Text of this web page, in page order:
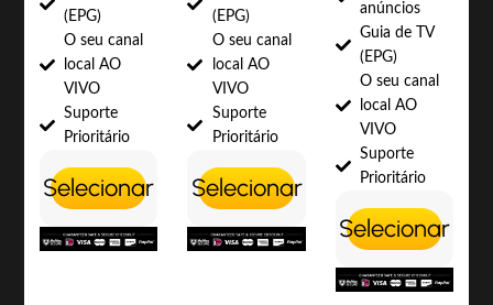
(EPG)
O seu canal
local AO
VIVO
Suporte
Prioritário
Selecionar
(EPG)
O seu canal
local AO
VIVO
Suporte
Prioritário
Selecionar
anúncios
Guia de TV
(EPG)
O seu canal
local AO
VIVO
Suporte
Prioritário
Selecionar